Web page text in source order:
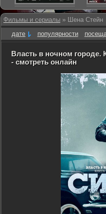
Фильмы и сериалы » Шена Стейн
дате
популярности
Власть в ночном городе.
- смотреть онлайн